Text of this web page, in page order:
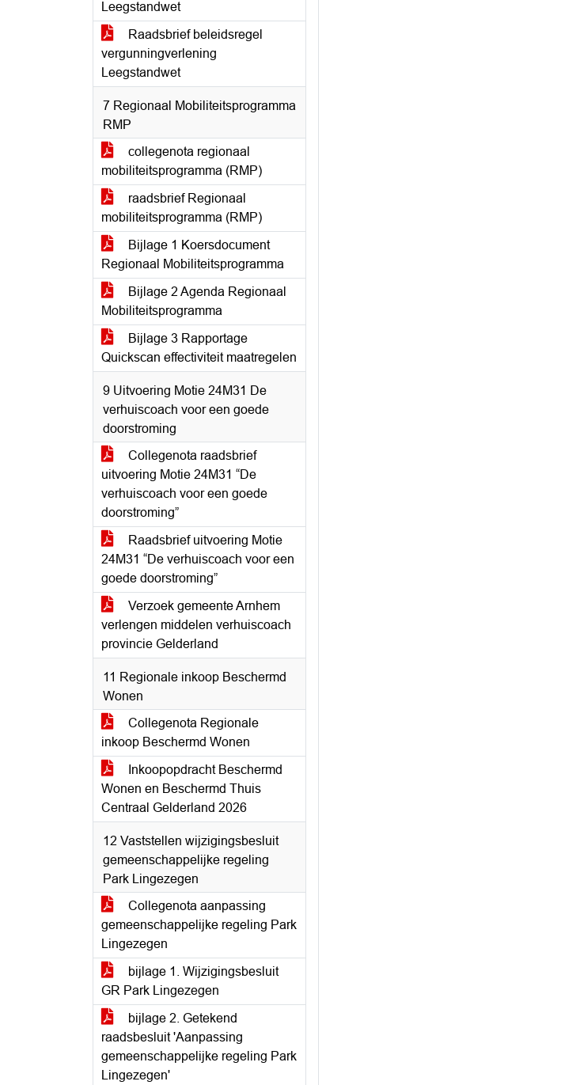
Leegstandwet
Raadsbrief beleidsregel
vergunningverlening
Leegstandwet
7 Regionaal Mobiliteitsprogramma
RMP
collegenota regionaal
mobiliteitsprogramma (RMP)
raadsbrief Regionaal
mobiliteitsprogramma (RMP)
Bijlage 1 Koersdocument
Regionaal Mobiliteitsprogramma
Bijlage 2 Agenda Regionaal
Mobiliteitsprogramma
Bijlage 3 Rapportage
Quickscan effectiviteit maatregelen
9 Uitvoering Motie 24M31 De
verhuiscoach voor een goede
doorstroming
Collegenota raadsbrief
uitvoering Motie 24M31 “De
verhuiscoach voor een goede
doorstroming”
Raadsbrief uitvoering Motie
24M31 “De verhuiscoach voor een
goede doorstroming”
Verzoek gemeente Arnhem
verlengen middelen verhuiscoach
provincie Gelderland
11 Regionale inkoop Beschermd
Wonen
Collegenota Regionale
inkoop Beschermd Wonen
Inkoopopdracht Beschermd
Wonen en Beschermd Thuis
Centraal Gelderland 2026
12 Vaststellen wijzigingsbesluit
gemeenschappelijke regeling
Park Lingezegen
Collegenota aanpassing
gemeenschappelijke regeling Park
Lingezegen
bijlage 1. Wijzigingsbesluit
GR Park Lingezegen
bijlage 2. Getekend
raadsbesluit 'Aanpassing
gemeenschappelijke regeling Park
Lingezegen'